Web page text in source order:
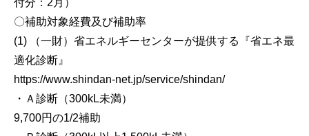
付分：2月）
〇補助対象経費及び補助率
(1) （一財）省エネルギーセンターが提供する『省エネ最
適化診断』
https://www.shindan-net.jp/service/shindan/
・Ａ診断（300kL未満）
9,700円の1/2補助